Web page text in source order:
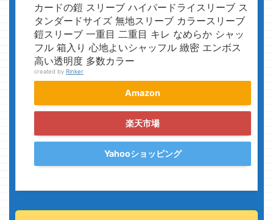
カードの鎧 スリーブ ハイパードライスリーブ ス
タンダードサイズ 無地スリーブ カラースリーブ
鎧スリーブ 一重目 二重目 キレ なめらか シャッ
フル 箱入り 心地よいシャッフル 緻密 エンボス
高い透明度 多数カラー
created by Rinker
Amazon
楽天市場
Yahooショッピング